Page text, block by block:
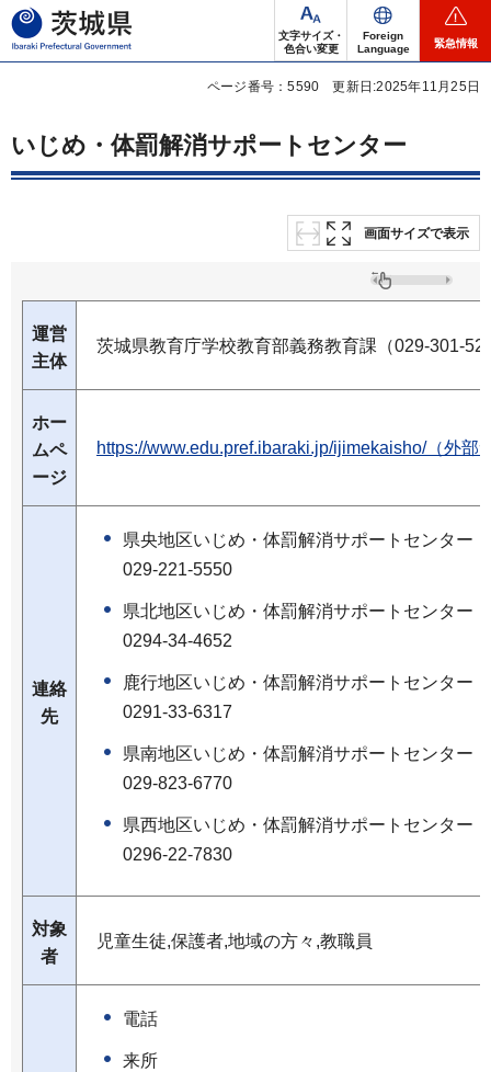
茨城県
文字サイズ・
色合い変更
Foreign
Language
緊急情報
ページ番号：5590 更新日:2025年11月25日
いじめ・体罰解消サポートセンター
画面サイズで表示
運営
主体
茨城県教育庁学校教育部義務教育課（029-301-
ホー
ムペ
ージ
https://www.edu.pref.ibaraki.jp/ijimekaisho/（外部
連絡
先
県央地区いじめ・体罰解消サポートセンター
029-221-5550
県北地区いじめ・体罰解消サポートセンター
0294-34-4652
鹿行地区いじめ・体罰解消サポートセンター
0291-33-6317
県南地区いじめ・体罰解消サポートセンター
029-823-6770
県西地区いじめ・体罰解消サポートセンター
0296-22-7830
対象
者
児童生徒,保護者,地域の方々,教職員
電話
来所